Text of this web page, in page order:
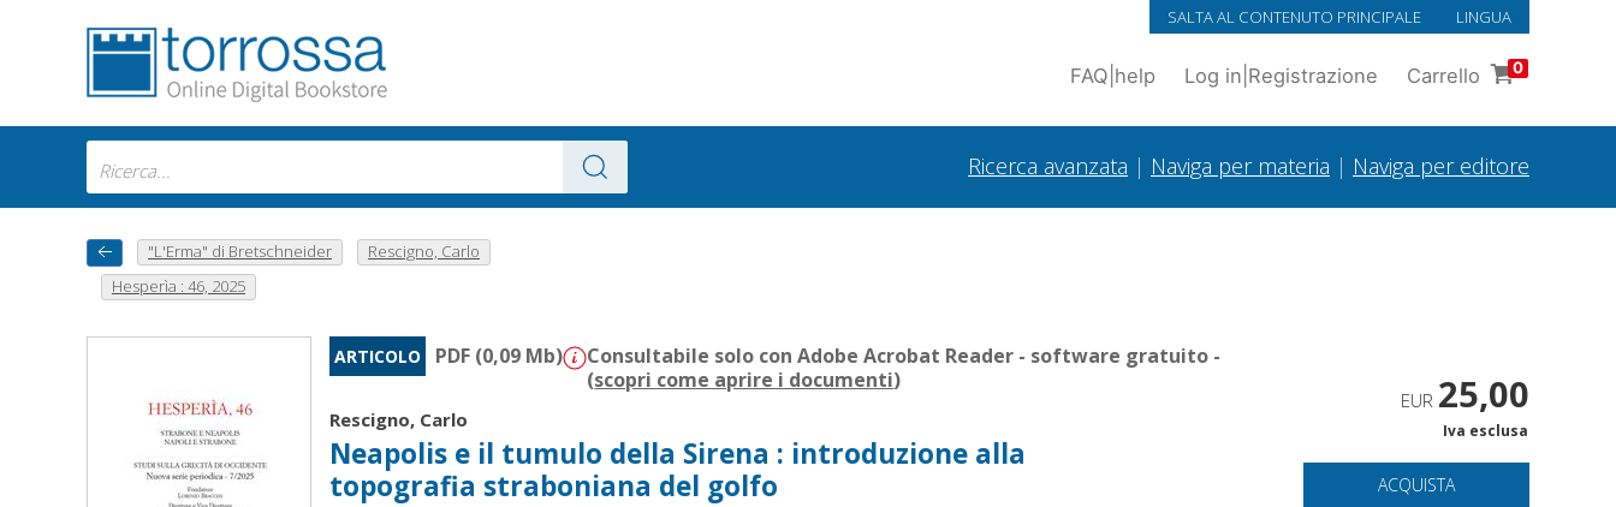
SALTA AL CONTENUTO PRINCIPALE LINGUA
FAQ help Log in Registrazione Carrello 0
Ricerca avanzata | Naviga per materia | Naviga per editore
"L'Erma" di Bretschneider
Rescigno, Carlo
Hesperìa : 46, 2025
ARTICOLO PDF (0,09 Mb)
Consultabile solo con Adobe Acrobat Reader - software gratuito -
(scopri come aprire i documenti)
Rescigno, Carlo
Neapolis e il tumulo della Sirena : introduzione alla
topografia straboniana del golfo
EUR 25,00
Iva esclusa
ACQUISTA